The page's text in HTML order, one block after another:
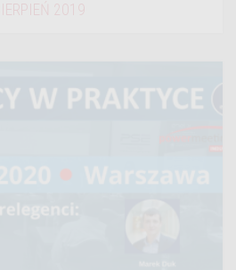
SIERPIEŃ 2019